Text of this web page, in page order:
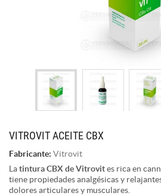
VITROVIT ACEITE CBX
Fabricante: Vitrovit
Latintura CBX de Vitrovites rica en
tiene propiedades analgésicas y
dolores articulares y musculares.